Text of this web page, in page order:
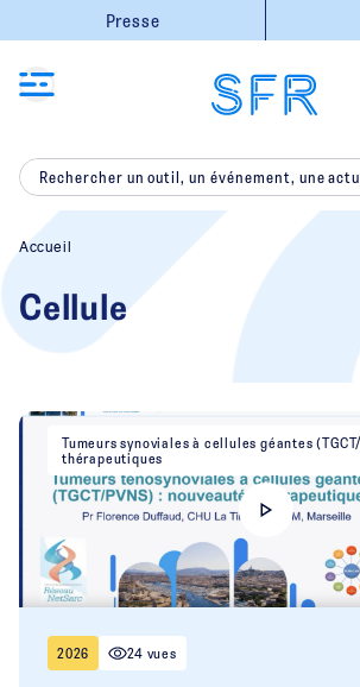
Presse
Accueil
Cellule
Tumeurs synoviales à cellules géantes
thérapeutiques
2026 24 vues